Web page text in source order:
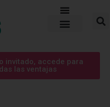
invitado, accede para
las ventajas